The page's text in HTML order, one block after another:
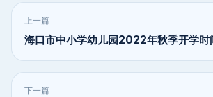
上一篇
海口市中小学幼儿园2022年秋季开学时
下一篇